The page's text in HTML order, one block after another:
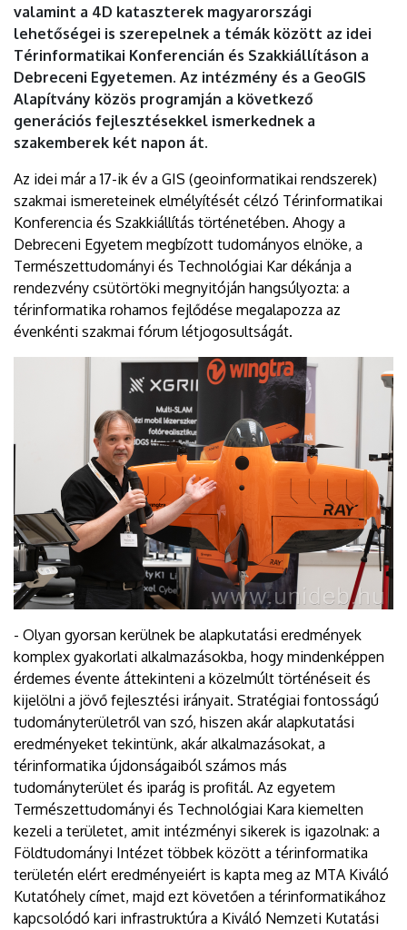
valamint a 4D kataszterek magyarországi
lehetőségei is szerepelnek a témák között az idei
Térinformatikai Konferencián és Szakkiállításon a
Debreceni Egyetemen. Az intézmény és a GeoGIS
Alapítvány közös programján a következő
generációs fejlesztésekkel ismerkednek a
szakemberek két napon át.
Az idei már a 17-ik év a GIS (geoinformatikai rendszerek)
szakmai ismereteinek elmélyítését célzó Térinformatikai
Konferencia és Szakkiállítás történetében. Ahogy a
Debreceni Egyetem megbízott tudományos elnöke, a
Természettudományi és Technológiai Kar dékánja a
rendezvény csütörtöki megnyitóján hangsúlyozta: a
térinformatika rohamos fejlődése megalapozza az
évenkénti szakmai fórum létjogosultságát.
- Olyan gyorsan kerülnek be alapkutatási eredmények
komplex gyakorlati alkalmazásokba, hogy mindenképpen
érdemes évente áttekinteni a közelmúlt történéseit és
kijelölni a jövő fejlesztési irányait. Stratégiai fontosságú
tudományterületről van szó, hiszen akár alapkutatási
eredményeket tekintünk, akár alkalmazásokat, a
térinformatika újdonságaiból számos más
tudományterület és iparág is profitál. Az egyetem
Természettudományi és Technológiai Kara kiemelten
kezeli a területet, amit intézményi sikerek is igazolnak: a
Földtudományi Intézet többek között a térinformatika
területén elért eredményeiért is kapta meg az MTA Kiváló
Kutatóhely címet, majd ezt követően a térinformatikához
kapcsolódó kari infrastruktúra a Kiváló Nemzeti Kutatási